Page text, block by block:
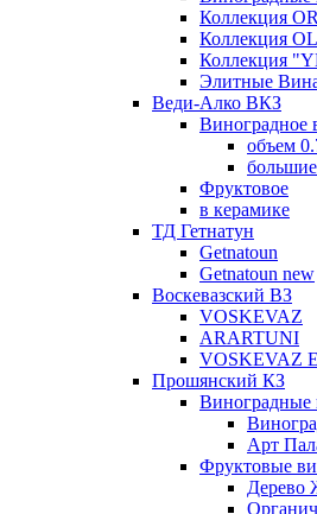
Коллекция
Коллекция
Коллекция
Элитные
Веди-Алко ВКЗ
Виноградное
объем
Фруктовое
в керамике
ТД Гетнатун
Getnatoun
Getnatoun new
Воскевазский ВЗ
VOSKEVAZ
ARARTUNI
VOSKEVAZ
Прошянский КЗ
Виноградные
Арт
Фруктовые
Дерево